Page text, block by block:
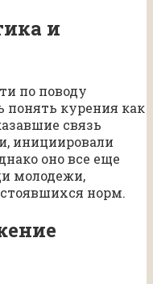
и
по поводу
понять курения как
связь
инициировали
оно все еще
молодежи,
норм.